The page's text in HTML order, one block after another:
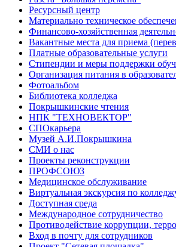
Ресурсный центр
Материально техническое
Финансово-хозяйственная
Вакантные места для приема
Платные образовательные услуги
Стипендии и меры поддержки
Организация питания в
Фотоальбом
Библиотека колледжа
Покрышкинские чтения
НПК "ТЕХНОВЕКТОР"
СПОкарьера
Музей А.И.Покрышкина
СМИ о нас
Проекты реконструкции
ПРОФСОЮЗ
Медицинское обслуживание
Виртуальная экскурсия по
Доступная среда
Международное сотрудничество
Противодействие коррупции,
Вход в почту для сотрудников